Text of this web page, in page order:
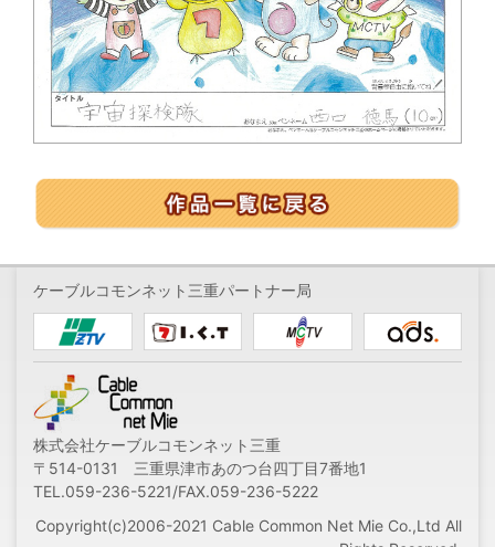
ケーブルコモンネット三重パートナー局
株式会社ケーブルコモンネット三重
〒514-0131 三重県津市あのつ台四丁目7番地1
TEL.059-236-5221/FAX.059-236-5222
Copyright(c)2006-2021 Cable Common Net Mie Co.,Ltd All